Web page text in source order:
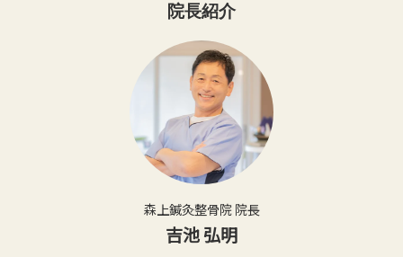
院長紹介
森上鍼灸整骨院 院長
吉池 弘明